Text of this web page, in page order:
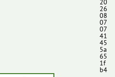
20
26
08
07
07
41
45
5a
65
1f
b4